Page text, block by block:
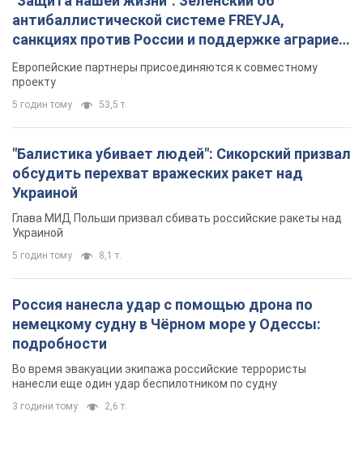
антибаллистической системе FREYJA,
санкциях против России и поддержке аграриев.
Видео
Европейские партнеры присоединяются к совместному
проекту
5 годин тому 53,5 т.
"Балистика убивает людей": Сикорский призвал
обсудить перехват вражеских ракет над
Украиной
Глава МИД Польши призвал сбивать российские ракеты над
Украиной
5 годин тому 8,1 т.
Россия нанесла удар с помощью дрона по
немецкому судну в Чёрном море у Одессы:
подробности
Во время эвакуации экипажа российские террористы
нанесли еще один удар беспилотником по судну
3 години тому 2,6 т.